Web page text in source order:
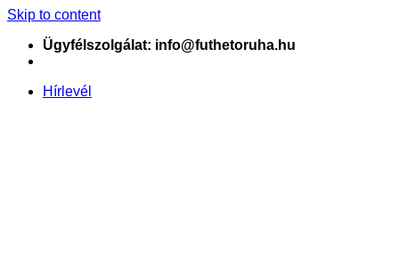
Skip to content
Ügyfélszolgálat: info@futhetoruha.hu
Hírlevél